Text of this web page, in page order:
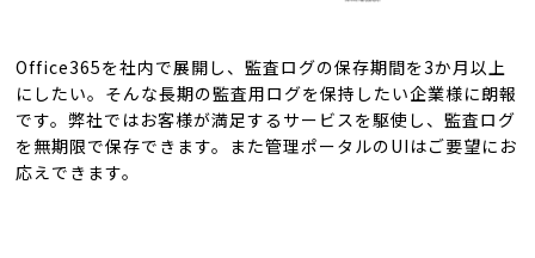
Office365を社内で展開し、監査ログの保存期間を3か月以上
にしたい。そんな長期の監査用ログを保持したい企業様に朗報
です。弊社ではお客様が満足するサービスを駆使し、監査ログ
を無期限で保存できます。また管理ポータルのUIはご要望にお
応えできます。